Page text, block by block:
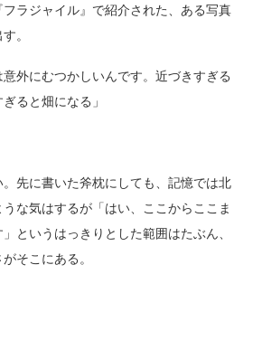
ラジャイル』で紹介された、ある写真
。
外にむつかしいんです。近づきすぎる
ると畑になる」
先に書いた斧枕にしても、記憶では北
な気はするが「はい、ここからここま
というはっきりとした範囲はたぶん、
そこにある。